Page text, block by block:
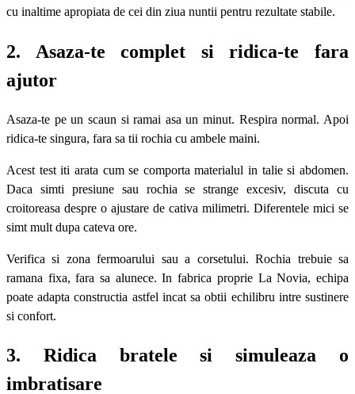
cu inaltime apropiata de cei din ziua nuntii pentru rezultate stabile.
2. Asaza-te complet si ridica-te fara
ajutor
Asaza-te pe un scaun si ramai asa un minut. Respira normal. Apoi
ridica-te singura, fara sa tii rochia cu ambele maini.
Acest test iti arata cum se comporta materialul in talie si abdomen.
Daca simti presiune sau rochia se strange excesiv, discuta cu
croitoreasa despre o ajustare de cativa milimetri. Diferentele mici se
simt mult dupa cateva ore.
Verifica si zona fermoarului sau a corsetului. Rochia trebuie sa
ramana fixa, fara sa alunece. In fabrica proprie La Novia, echipa
poate adapta constructia astfel incat sa obtii echilibru intre sustinere
si confort.
3. Ridica bratele si simuleaza o
imbratisare